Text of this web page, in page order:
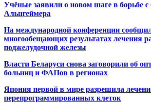
Учёные заявили о новом шаге в борьбе с
Альцгеймера
На международной конференции
многообещающих результатах лечения
поджелудочной железы
Власти Беларуси снова заговорили об
больниц и ФАПов в регионах
Япония первой в мире разрешила
перепрограммированных клеток